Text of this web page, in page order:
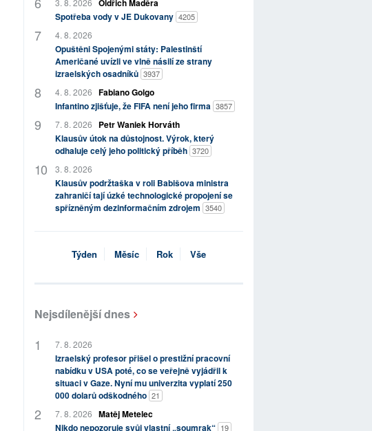
3. 8. 2026 Oldřich Maděra
Spotřeba vody v JE Dukovany 4205
4. 8. 2026
Opuštěni Spojenými státy: Palestinští
Američané uvízli ve vlně násilí ze strany
izraelských osadníků 3937
4. 8. 2026 Fabiano Golgo
Infantino zjišťuje, že FIFA není jeho firma 3857
7. 8. 2026
Petr Waniek Horváth
Klausův útok na důstojnost. Výrok, který
odhaluje celý jeho politický příběh 3720
3. 8. 2026
Klausův podržtaška v roli Babišova ministra
zahraničí tají úzké technologické propojení se
spřízněným dezinformačním zdrojem 3540
Týden Měsíc Rok Vše
Nejsdílenější dnes
7. 8. 2026
Izraelský profesor přišel o prestižní pracovní
nabídku v USA poté, co se veřejně vyjádřil k
situaci v Gaze. Nyní mu univerzita vyplatí 250
000 dolarů odškodného 21
7. 8. 2026 Matěj Metelec
Nikdo nepozoruje svůj vlastní „soumrak“ 19